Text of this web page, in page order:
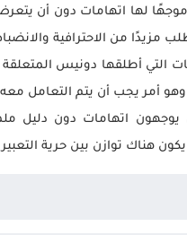
لها اتهامات دون أن
مزيدًا من الاحترافية
التي أطلقها دونيس
وهو أمر يجب أن يتم التعامل
يوجهون اتهامات دون
توازن بين حرية التعبير